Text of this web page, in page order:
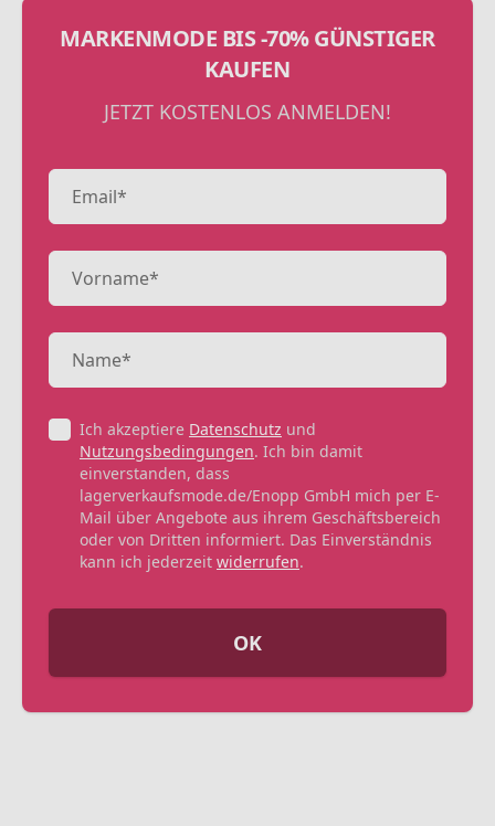
MARKENMODE BIS -70% GÜNSTIGER
KAUFEN
JETZT KOSTENLOS ANMELDEN!
Ich akzeptiere Datenschutz und
Nutzungsbedingungen. Ich bin damit
einverstanden, dass
lagerverkaufsmode.de/Enopp GmbH mich per E-
Mail über Angebote aus ihrem Geschäftsbereich
oder von Dritten informiert. Das Einverständnis
kann ich jederzeit widerrufen.
OK